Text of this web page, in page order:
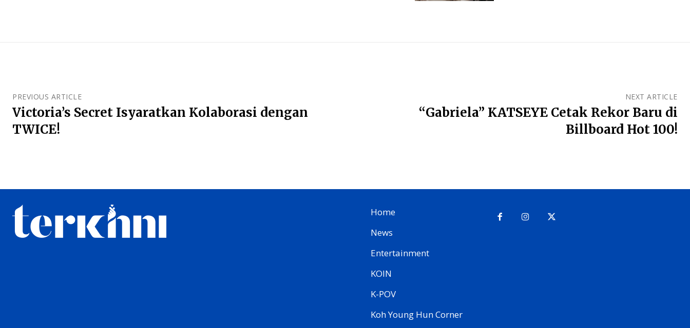
PREVIOUS ARTICLE
Victoria’s Secret Isyaratkan Kolaborasi dengan
TWICE!
NEXT ARTICLE
“Gabriela” KATSEYE Cetak Rekor Baru di
Billboard Hot 100!
Home
News
Entertainment
KOIN
K-POV
Koh Young Hun Corner